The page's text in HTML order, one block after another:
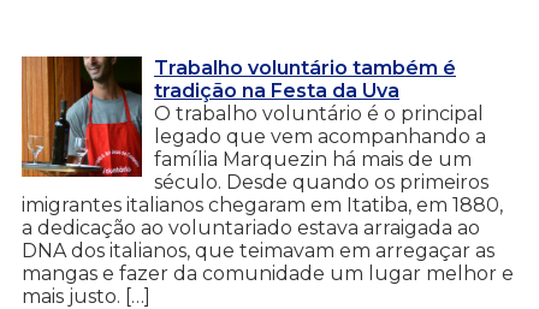
Trabalho voluntário também é
tradição na Festa da Uva
O trabalho voluntário é o principal
legado que vem acompanhando a
família Marquezin há mais de um
século. Desde quando os primeiros
imigrantes italianos chegaram em Itatiba, em 1880,
a dedicação ao voluntariado estava arraigada ao
DNA dos italianos, que teimavam em arregaçar as
mangas e fazer da comunidade um lugar melhor e
mais justo. […]